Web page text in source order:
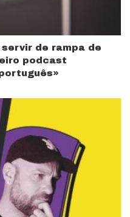
servir de rampa de
podcast